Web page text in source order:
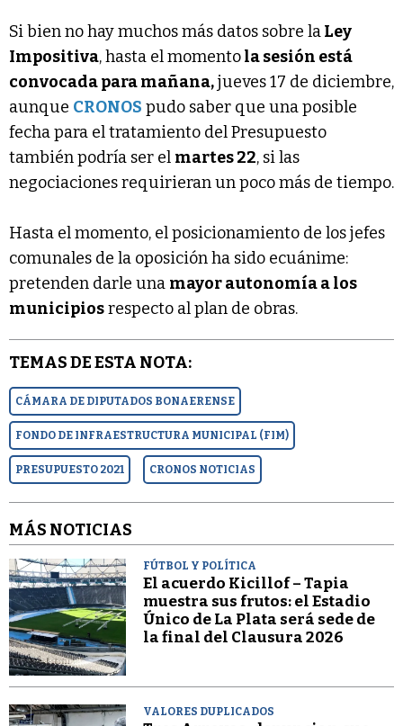
Si bien no hay muchos más datos sobre laLey
Impositiva, hasta el momentola sesión está
convocada para mañana,jueves 17 de diciembre,
aunque CRONOS pudo saber que una posible
fecha para el tratamiento del Presupuesto
también podría ser el martes 22, si las
negociaciones requirieran un poco más de tiempo.
Hasta el momento, el posicionamiento de los jefes
comunales de la oposición ha sido ecuánime:
pretenden darle una mayor autonomía a los
municipiosrespecto al plan de obras.
TEMAS DE ESTA NOTA:
CÁMARA DE DIPUTADOS BONAERENSE
FONDO DE INFRAESTRUCTURA MUNICIPAL (FIM)
PRESUPUESTO 2021 CRONOS NOTICIAS
MÁS NOTICIAS
FÚTBOL Y POLÍTICA
El acuerdo Kicillof – Tapia
muestra sus frutos: el Estadio
Único de La Plata será sede de
la final del Clausura 2026
VALORES DUPLICADOS